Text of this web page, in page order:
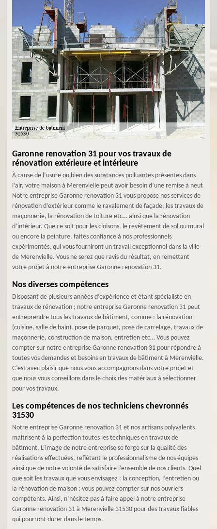
Garonne renovation 31 pour vos travaux de
rénovation extérieure et intérieure
À cause de l’usure ou bien des substances polluantes présentes dans
l’air, votre maison à Merenvielle peut avoir besoin d’une remise à neuf.
Notre entreprise Garonne renovation 31 vous propose nos services de
rénovation d’extérieur comme le ravalement de façade, les travaux de
maçonnerie, la rénovation de toiture etc… ainsi que la rénovation
d’intérieur. Que ce soit pour les cloisons, le revêtement de sol ou mural
ou encore la peinture, faites confiance à nos professionnels
expérimentés, qui vous fourniront un travail exceptionnel dans la ville
de Merenvielle. Vous ne serez que ravis du résultat, en remettant
votre projet à notre entreprise Garonne renovation 31.
Nos diverses compétences
Disposant de plusieurs années d’expérience et étant spécialiste en
travaux de rénovation ; notre entreprise Garonne renovation 31 peut
entreprendre tous les travaux de bâtiment, comme : la rénovation
(cuisine, salle de bain), pose de parquet, pose de carrelage, travaux de
maçonnerie, construction de maison, entretien etc… Vous pouvez
compter sur notre entreprise Garonne renovation 31 pour répondre à
toutes vos demandes et besoins en travaux de bâtiment à Merenvielle.
C’est avec plaisir que nous vous accompagnons dans votre projet et
que nous vous conseillons dans le choix des matériaux à sélectionner
pour vos travaux.
Les compétences de nos techniciens chevronnés
31530
Notre entreprise Garonne renovation 31 et nos artisans polyvalents
maitrisent à la perfection toutes les techniques en travaux de
bâtiment. L’image de notre entreprise se forge sur la qualité des
réalisations effectuées, reflétant le professionnalisme de nos équipes
ainsi que de notre volonté de satisfaire l’ensemble de nos clients. Quel
que soit les travaux que vous envisagez : la conception, l’entretien ou
la rénovation de maison ; vous pouvez compter sur nos ouvriers
compétents. Ainsi, n’hésitez pas à faire appel à notre entreprise
Garonne renovation 31 à Merenvielle 31530 pour des travaux fiables
qui pourront durer dans le temps.